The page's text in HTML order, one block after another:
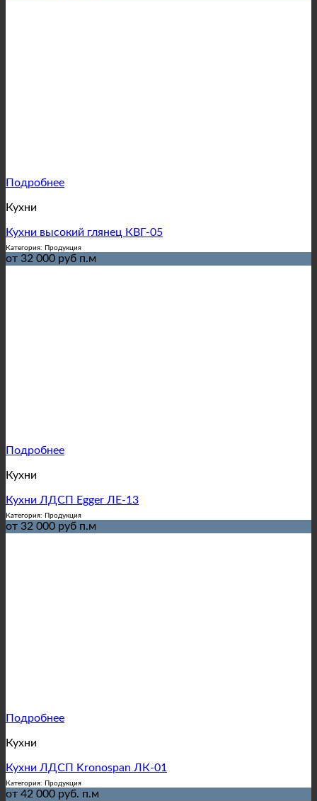
Подробнее
Кухни
Кухни высокий глянец КВГ-05
Категория: Продукция
от 32 000 руб п.м
Подробнее
Кухни
Кухни ЛДСП Egger ЛЕ-13
Категория: Продукция
от 32 000 руб п.м
Подробнее
Кухни
Кухни ЛДСП Kronospan ЛК-01
Категория: Продукция
от 42 000 руб. п.м